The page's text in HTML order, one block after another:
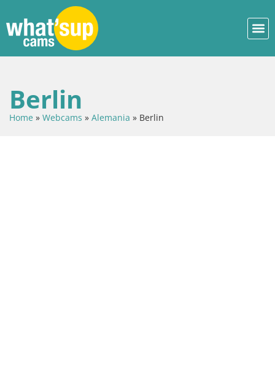
Berlin
Home » Webcams » Alemania » Berlin